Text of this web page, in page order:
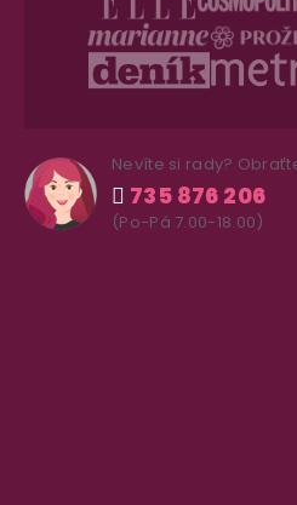
Nevíte si rady?
735 876 206
(Po-Pá 7.00-18.00)